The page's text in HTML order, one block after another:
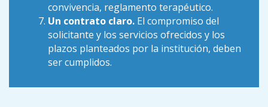
convivencia, reglamento terapéutico.
Un contrato claro. El compromiso del
solicitante y los servicios ofrecidos y los
plazos planteados por la institución, deben
ser cumplidos.